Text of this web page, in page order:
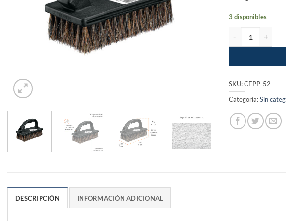
3 disponibles
SKU:CEPP-52
Categoría:Sin
DESCRIPCIÓN INFORMACIÓN ADICIONAL